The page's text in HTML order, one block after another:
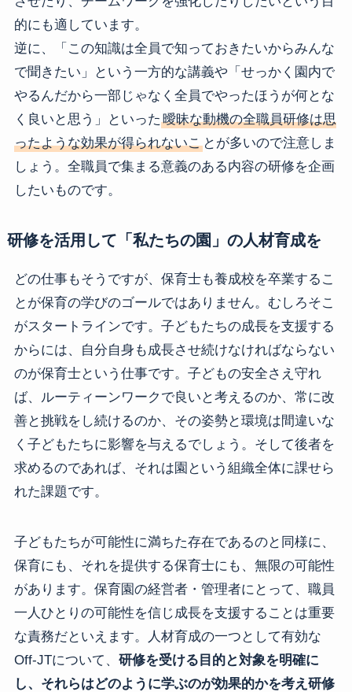
的にも適しています。
逆に、「この知識は全員で知っておきたいからみんな
で聞きたい」という一方的な講義や「せっかく園内で
やるんだから一部じゃなく全員でやったほうが何とな
く良いと思う」といった 曖昧な動機の全職員研修は思
ったような効果が得られないことが多いので注意しま
しょう。全職員で集まる意義のある内容の研修を企画
したいものです。
研修を活用して「私たちの園」の人材育成を
どの仕事もそうですが、保育士も養成校を卒業するこ
とが保育の学びのゴールではありません。むしろそこ
がスタートラインです。子どもたちの成長を支援する
からには、自分自身も成長させ続けなければならない
のが保育士という仕事です。子どもの安全さえ守れ
ば、ルーティーンワークで良いと考えるのか、常に改
善と挑戦をし続けるのか、その姿勢と環境は間違いな
く子どもたちに影響を与えるでしょう。そして後者を
求めるのであれば、それは園という組織全体に課せら
れた課題です。
子どもたちが可能性に満ちた存在であるのと同様に、
保育にも、それを提供する保育士にも、無限の可能性
があります。保育園の経営者・管理者にとって、職員
一人ひとりの可能性を信じ成長を支援することは重要
な責務だといえます。人材育成の一つとして有効な
Off-JTについて、 研修を受ける目的と対象を明確に
し、それらはどのように学ぶのが効果的かを考え研修